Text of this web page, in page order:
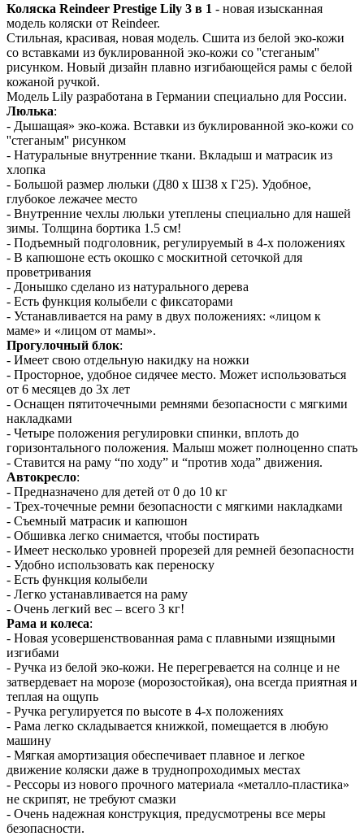
Коляска Reindeer Prestige Lily 3 в 1 - новая изысканная
модель коляски от Reindeer.
Стильная, красивая, новая модель. Сшита из белой эко-кожи
со вставками из буклированной эко-кожи со ''стеганым''
рисунком. Новый дизайн плавно изгибающейся рамы с белой
кожаной ручкой.
Модель Lily разработана в Германии специально для России.
Люлька:
- Дышащая» эко-кожа. Вставки из буклированной эко-кожи со
''стеганым'' рисунком
- Натуральные внутренние ткани. Вкладыш и матрасик из
хлопка
- Большой размер люльки (Д80 х Ш38 х Г25). Удобное,
глубокое лежачее место
- Внутренние чехлы люльки утеплены специально для нашей
зимы. Толщина бортика 1.5 см!
- Подъемный подголовник, регулируемый в 4-х положениях
- В капюшоне есть окошко с москитной сеточкой для
проветривания
- Донышко сделано из натурального дерева
- Есть функция колыбели с фиксаторами
- Устанавливается на раму в двух положениях: «лицом к
маме» и «лицом от мамы».
Прогулочный блок:
- Имеет свою отдельную накидку на ножки
- Просторное, удобное сидячее место. Может использоваться
от 6 месяцев до 3х лет
- Оснащен пятиточечными ремнями безопасности с мягкими
накладками
- Четыре положения регулировки спинки, вплоть до
горизонтального положения. Малыш может полноценно спать
- Ставится на раму “по ходу” и “против хода” движения.
Автокресло:
- Предназначено для детей от 0 до 10 кг
- Трех-точечные ремни безопасности с мягкими накладками
- Съемный матрасик и капюшон
- Обшивка легко снимается, чтобы постирать
- Имеет несколько уровней прорезей для ремней безопасности
- Удобно использовать как переноску
- Есть функция колыбели
- Легко устанавливается на раму
- Очень легкий вес – всего 3 кг!
Рама и колеса:
- Новая усовершенствованная рама с плавными изящными
изгибами
- Ручка из белой эко-кожи. Не перегревается на солнце и не
затвердевает на морозе (морозостойкая), она всегда приятная и
теплая на ощупь
- Ручка регулируется по высоте в 4-х положениях
- Рама легко складывается книжкой, помещается в любую
машину
- Мягкая амортизация обеспечивает плавное и легкое
движение коляски даже в труднопроходимых местах
- Рессоры из нового прочного материала «металло-пластика»
не скрипят, не требуют смазки
- Очень надежная конструкция, предусмотрены все меры
безопасности.